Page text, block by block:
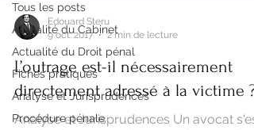
Tous les posts
Actualité du Cabinet
Actualité du Droit pénal
Fiches pratiques
Analyse et Jurisprudences
Procédure pénale
Edouard Steru
9 oct. 2017
2 min de lecture
L’outrage est-il nécessairement
directement adressé à la victime ?
Analyse et Jurisprudences Un avocat s'est